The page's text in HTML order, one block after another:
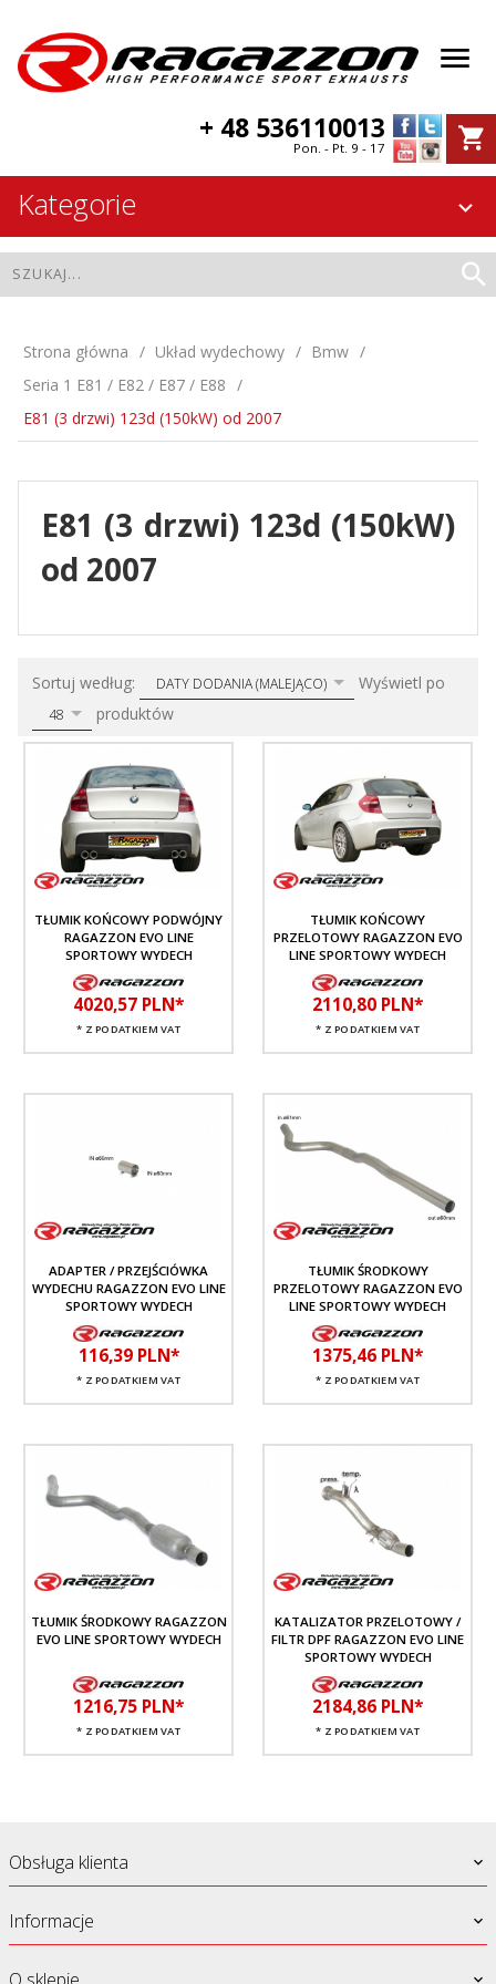
+ 48 536110013
Pon. - Pt. 9 - 17
Kategorie
Strona główna Układ wydechowy
Bmw
Seria 1 E81 / E82 / E87 / E88
E81 (3 drzwi) 123d (150kW) od 2007
E81 (3 drzwi) 123d (150kW)
od 2007
Sortuj według: sortDATY DODANIA (MALEJĄCO) Wyświetl po
48 produktów
TŁUMIK KOŃCOWY PODWÓJNY
RAGAZZON EVO LINE
SPORTOWY WYDECH
4020,57 PLN*
* Z PODATKIEM VAT
TŁUMIK KOŃCOWY
PRZELOTOWY RAGAZZON EVO
LINE SPORTOWY WYDECH
2110,80 PLN*
* Z PODATKIEM VAT
ADAPTER / PRZEJŚCIÓWKA
WYDECHU RAGAZZON EVO LINE
SPORTOWY WYDECH
116,39 PLN*
* Z PODATKIEM VAT
TŁUMIK ŚRODKOWY
PRZELOTOWY RAGAZZON EVO
LINE SPORTOWY WYDECH
1375,46 PLN*
* Z PODATKIEM VAT
TŁUMIK ŚRODKOWY RAGAZZON
EVO LINE SPORTOWY WYDECH
1216,75 PLN*
* Z PODATKIEM VAT
KATALIZATOR PRZELOTOWY /
FILTR DPF RAGAZZON EVO LINE
SPORTOWY WYDECH
2184,86 PLN*
* Z PODATKIEM VAT
Obsługa klienta
Informacje